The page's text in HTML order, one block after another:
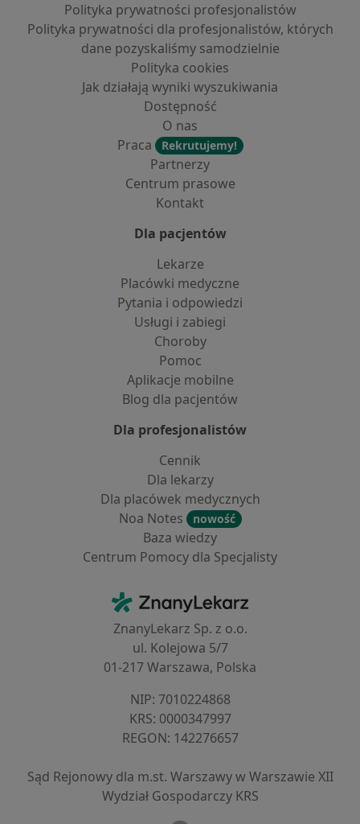
Polityka prywatności profesjonalistów
Polityka prywatności dla profesjonalistów, których
dane pozyskaliśmy samodzielnie
Polityka cookies
Jak działają wyniki wyszukiwania
Dostępność
O nas
Praca
Rekrutujemy!
Partnerzy
Centrum prasowe
Kontakt
Dla pacjentów
Lekarze
Placówki medyczne
Pytania i odpowiedzi
Usługi i zabiegi
Choroby
Pomoc
Aplikacje mobilne
Blog dla pacjentów
Dla profesjonalistów
Cennik
Dla lekarzy
Dla placówek medycznych
Noa Notes
nowość
Baza wiedzy
Centrum Pomocy dla Specjalisty
ZnanyLekarz - Strona główna
ZnanyLekarz Sp. z o.o.
ul. Kolejowa 5/7
01-217 Warszawa, Polska
NIP: ⁠7010224868
KRS: ⁠0000347997
REGON: ⁠142276657
Sąd Rejonowy dla m.st. Warszawy w Warszawie XII
Wydział Gospodarczy KRS